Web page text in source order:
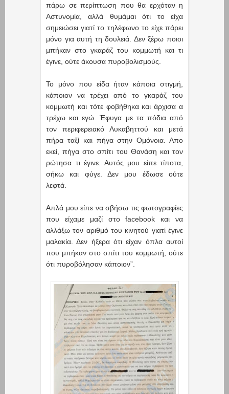
πάρω σε περίπτωση που θα ερχόταν η
Αστυνομία, αλλά θυμάμαι ότι το είχα
σημειώσει γιατί το τηλέφωνο το είχε πάρει
μόνο για αυτή τη δουλειά. Δεν ξέρω ποιοι
μπήκαν στο γκαράζ του κομμωτή και τι
έγινε, ούτε άκουσα πυροβολισμούς.
Το μόνο που είδα ήταν κάποια στιγμή,
κάποιον να τρέχει από το γκαράζ του
κομμωτή και τότε φοβήθηκα και άρχισα α
τρέχω και εγώ. Έφυγα με τα πόδια από
τον περιφερειακό Λυκαβηττού και μετά
πήρα ταξί και πήγα στην Ομόνοια. Απο
εκεί, πήγα στο σπίτι του Θανάση και τον
ρώτησα τι έγινε. Αυτός μου είπε τίποτα,
σήκω και φύγε. Δεν μου έδωσε ούτε
λεφτά.
Απλά μου είπε να σβήσω τις φωτογραφίες
που είχαμε μαζί στο facebook και να
αλλάξω τον αριθμό του κινητού γιατί έγινε
μαλακία. Δεν ήξερα ότι είχαν όπλα αυτοί
που μπήκαν στο σπίτι του κομμωτή, ούτε
ότι πυροβόλησαν κάποιον”.